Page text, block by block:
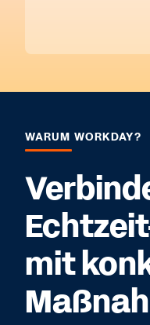
WARUM WORKDAY?
mit